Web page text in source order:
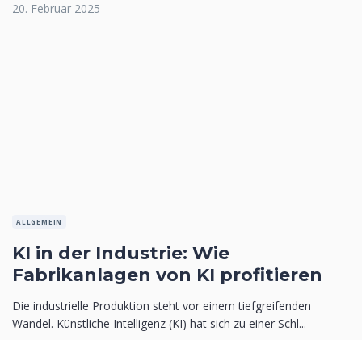
20. Februar 2025
ALLGEMEIN
KI in der Industrie: Wie
Fabrikanlagen von KI profitieren
Die industrielle Produktion steht vor einem tiefgreifenden
Wandel. Künstliche Intelligenz (KI) hat sich zu einer Schl...